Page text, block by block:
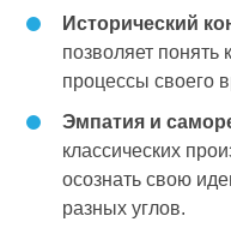
Исторический
позволяет понять
процессы своего
Эмпатия и
классических
осознать свою
разных углов.